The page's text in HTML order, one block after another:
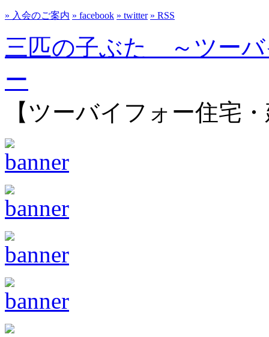
» 入会のご案内 » facebook » twitter » RSS
三匹の子ぶた ～ツー
ー
【ツーバイフォー住宅